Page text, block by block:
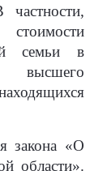
семьи в
высшего
закона «О
области».